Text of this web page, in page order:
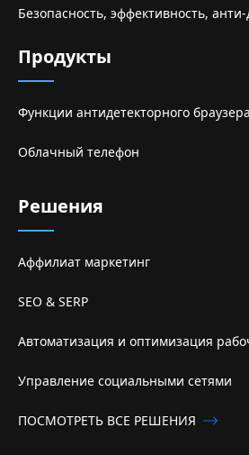
Безопасность, эффективность,
Продукты
Функции антидетекторного браузера
Облачный телефон
Решения
Аффилиат маркетинг
SEO & SERP
Автоматизация и оптимизация
Управление социальными сетями
ПОСМОТРЕТЬ ВСЕ РЕШЕНИЯ